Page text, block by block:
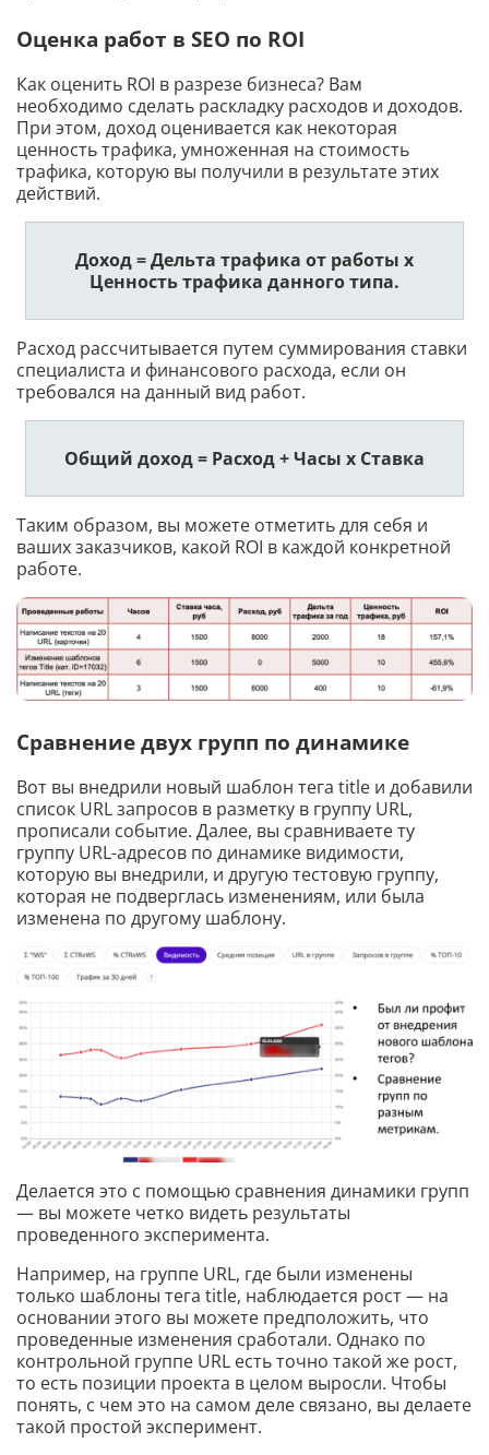
Оценка работ в SEO по ROI
Как оценить ROI в разрезе бизнеса? Вам
необходимо сделать раскладку расходов и доходов.
При этом, доход оценивается как некоторая
ценность трафика, умноженная на стоимость
трафика, которую вы получили в результате этих
действий.
Доход = Дельта трафика от работы х
Ценность трафика данного типа.
Расход рассчитывается путем суммирования ставки
специалиста и финансового расхода, если он
требовался на данный вид работ.
Общий доход = Расход + Часы х Ставка
Таким образом, вы можете отметить для себя и
ваших заказчиков, какой ROI в каждой конкретной
работе.
Сравнение двух групп по динамике
Вот вы внедрили новый шаблон тега title и добавили
список URL запросов в разметку в группу URL,
прописали событие. Далее, вы сравниваете ту
группу URL-адресов по динамике видимости,
которую вы внедрили, и другую тестовую группу,
которая не подверглась изменениям, или была
изменена по другому шаблону.
Делается это с помощью сравнения динамики групп
— вы можете четко видеть результаты
проведенного эксперимента.
Например, на группе URL, где были изменены
только шаблоны тега title, наблюдается рост — на
основании этого вы можете предположить, что
проведенные изменения сработали. Однако по
контрольной группе URL есть точно такой же рост,
то есть позиции проекта в целом выросли. Чтобы
понять, с чем это на самом деле связано, вы делаете
такой простой эксперимент.